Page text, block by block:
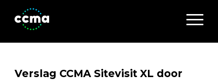
Verslag CCMA Sitevisit XL door